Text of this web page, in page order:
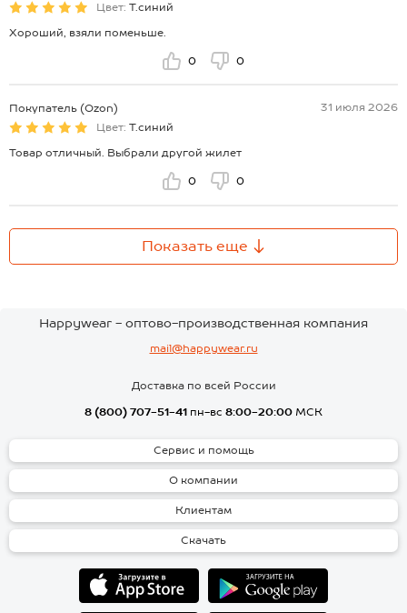
Цвет: Т.синий
Хороший, взяли поменьше.
0 0
Покупатель (Ozon)
31 июля 2026
Цвет: Т.синий
Товар отличный. Выбрали другой жилет
0 0
Показать еще
Happywear - оптово-производственная компания
mail@happywear.ru
Доставка по всей России
8 (800) 707-51-41 пн-вс 8:00-20:00 МСК
Сервис и помощь
О компании
Клиентам
Скачать